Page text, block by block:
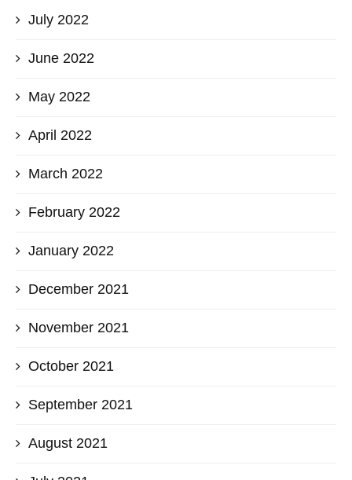
July 2022
June 2022
May 2022
April 2022
March 2022
February 2022
January 2022
December 2021
November 2021
October 2021
September 2021
August 2021